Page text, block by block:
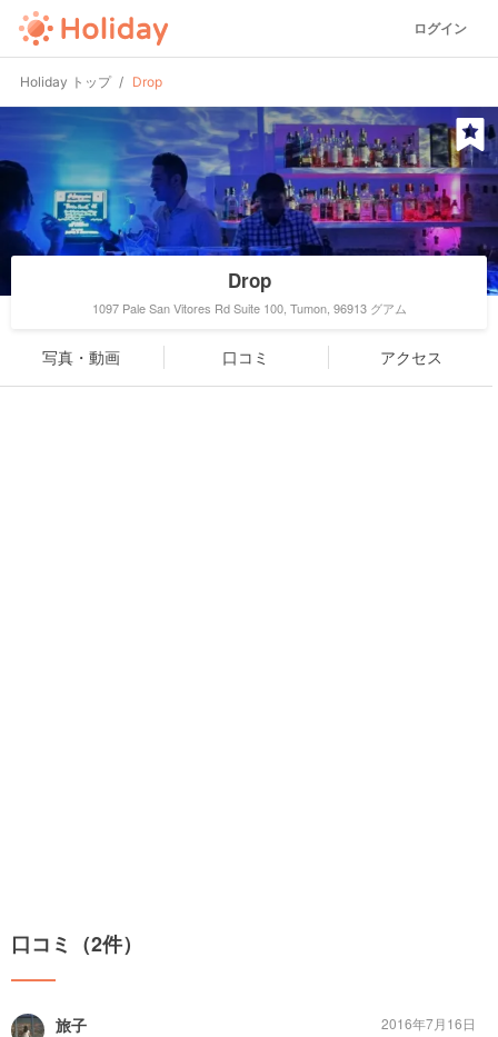
ログイン
Holiday トップ Drop
Drop
1097 Pale San Vitores Rd Suite 100, Tumon, 96913 グアム
写真・動画 口コミ アクセス
口コミ（2件）
旅子
2016年7月16日